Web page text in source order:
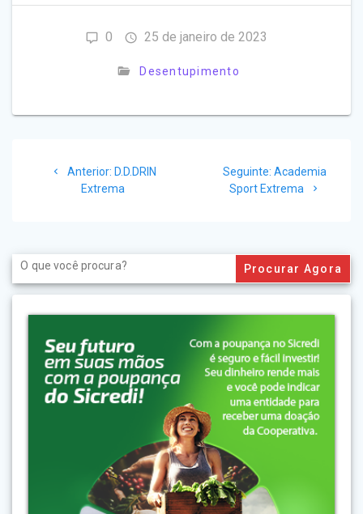
0 25 de janeiro de 2023
Desentupimento
Anterior: Post
anterior:
D.D.DRIN
Extrema
Seguinte: Post
seguinte:
Academia
Sport Extrema
Search
for: